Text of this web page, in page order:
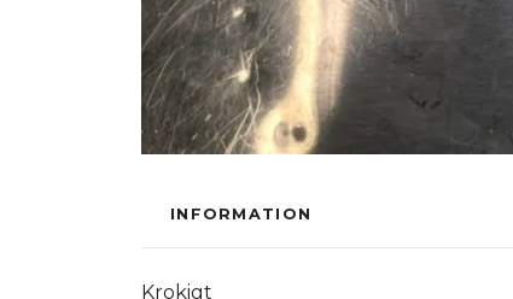
INFORMATION
Krokigt